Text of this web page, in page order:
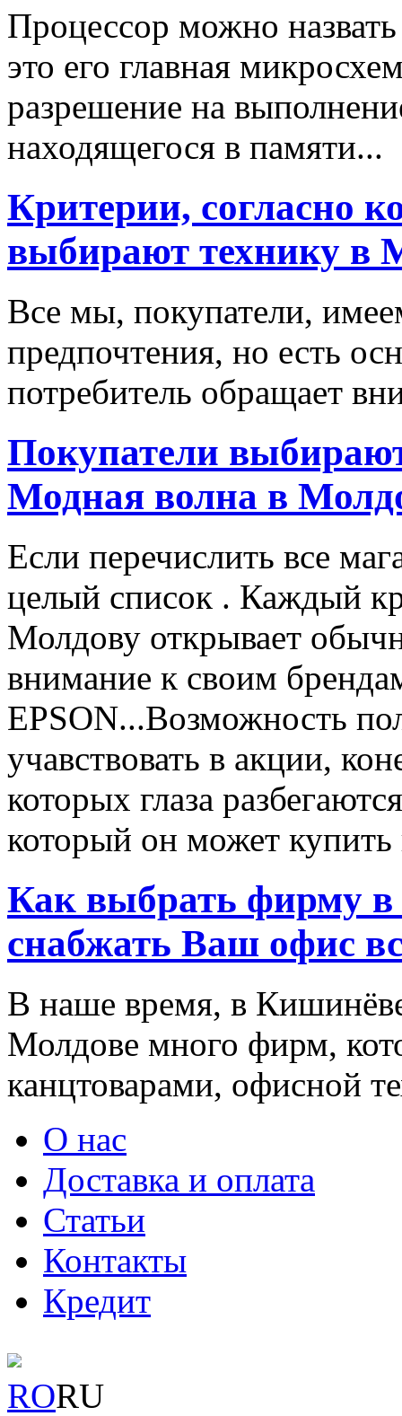
Процессор можно
это его главная
разрешение на
находящегося в памяти...
Критерии, согласно
выбирают технику в
Все мы, покупатели,
предпочтения, но есть
потребитель обращает
Покупатели
Модная волна в
Если перечислить все
целый список . Каждый
Молдову открывает
внимание к своим
EPSON...Возможность
учавствовать в акции,
которых глаза
который он может купить
Как выбрать фирму в
снабжать Ваш офис
В наше время, в
Молдове много фирм,
канцтоварами, офисной
О нас
Доставка и оплата
Статьи
Контакты
Кредит
RORU